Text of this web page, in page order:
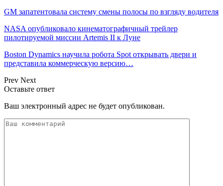
GM запатентовала систему смены полосы по взгляду водителя
NASA опубликовало кинематографичный трейлер
пилотируемой миссии Artemis II к Луне
Boston Dynamics научила робота Spot открывать двери и
представила коммерческую версию…
Prev Next
Оставьте ответ
Ваш электронный адрес не будет опубликован.